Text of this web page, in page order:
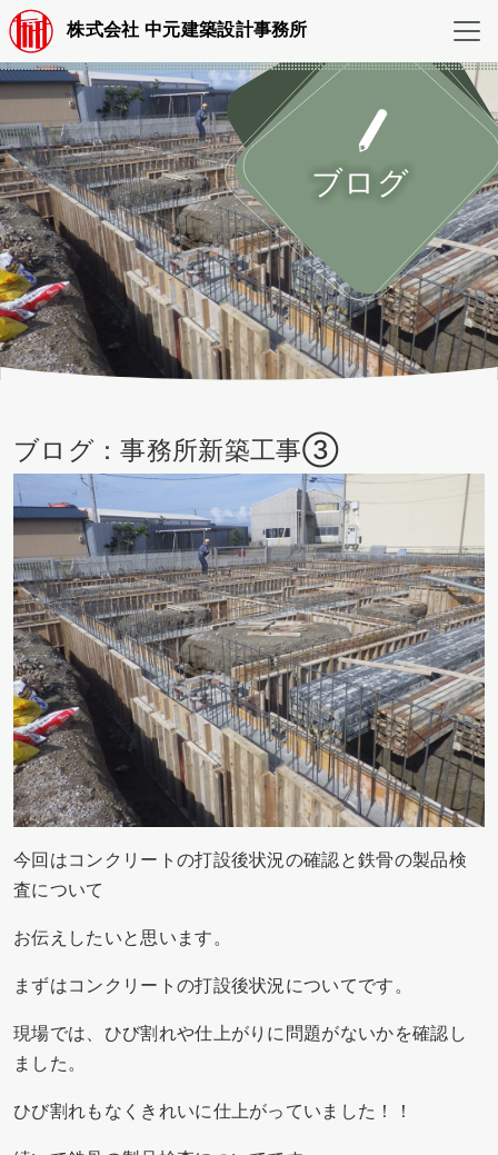
株式会社 中元建築設計事務所
ブログ
ブログ：事務所新築工事③
今回はコンクリートの打設後状況の確認と鉄骨の製品検
査について
お伝えしたいと思います。
まずはコンクリートの打設後状況についてです。
現場では、ひび割れや仕上がりに問題がないかを確認し
ました。
ひび割れもなくきれいに仕上がっていました！！